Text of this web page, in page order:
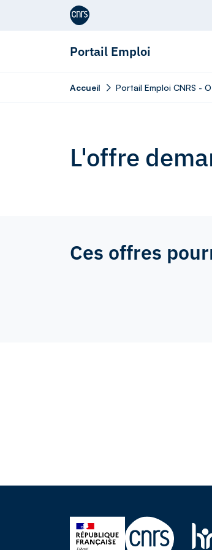
Aller au contenu
Portail Emploi
Accueil Portail Emploi CNRS -
L'offre
Ces offres